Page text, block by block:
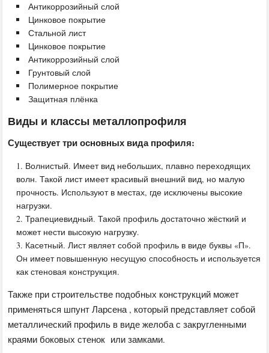
Антикоррозийный слой
Цинковое покрытие
Стальной лист
Цинковое покрытие
Антикоррозийный слой
Грунтовый слой
Полимерное покрытие
Защитная плёнка
Виды и классы металлопрофиля
Существует три основных вида профиля:
Волнистый. Имеет вид небольших, плавно переходящих
волн. Такой лист имеет красивый внешний вид, но малую
прочность. Используют в местах, где исключены высокие
нагрузки.
Трапециевидный. Такой профиль достаточно жёсткий и
может нести высокую нагрузку.
Касетный. Лист являет собой профиль в виде буквы «П».
Он имеет повышенную несущую способность и используется
как стеновая конструкция.
Также при строительстве подобных конструкций может
применяться шпунт Ларсена , который представляет собой
металлический профиль в виде желоба с закругленными
краями боковых стенок или замками.